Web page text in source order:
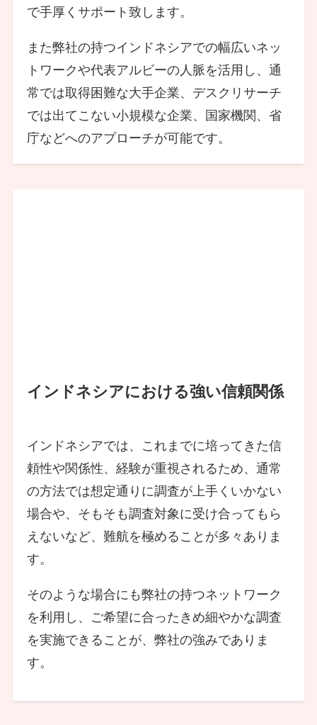
で手厚くサポート致します。
また弊社の持つインドネシアでの幅広いネッ
トワークや代表アルビーの人脈を活用し、通
常では取得困難な大手企業、デスクリサーチ
では出てこない小規模な企業、国家機関、省
庁などへのアプローチが可能です。
インドネシアにおける強い信頼関係
インドネシアでは、これまでに培ってきた信
頼性や関係性、経験が重視されるため、通常
の方法では想定通りに調査が上手くいかない
場合や、そもそも調査対象に受け合ってもら
えないなど、難航を極めることが多々ありま
す。
そのような場合にも弊社の持つネットワーク
を利用し、ご希望に合ったきめ細やかな調査
を実施できることが、弊社の強みでありま
す。